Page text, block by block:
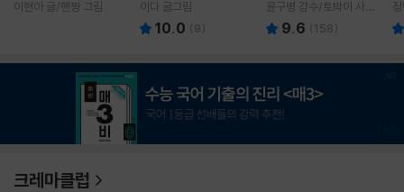
이현아 글/핸짱 그림 이다 글그림
10.0 (9)
윤구병 감수/토박이 사전
편찬실 편
9.6 (158)
크레마클럽